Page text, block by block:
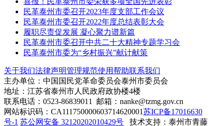
民革泰州市委召开2023年度支部工作会议
民革泰州市委召开2022年度总结表彰大会
履职尽责促发展 凝心聚力谱新篇
民革泰州市委召开中共二十大精神专题学习会
民革泰州市委为“乡村振兴”献计献策
关于我们法律声明管理规范使用帮助联系我们
主办单位：中国国民党革命委员会泰州市委员会
地址：江苏省泰州市人民政府政协楼4楼
联系电话：0523-86839011 邮箱：nanke@tzmg.gov.cn
网站标识码：CA111750000603714620001苏ICP备17016630
号-1 苏公网安备 32120202010429号 技术支持：泰州市青藤